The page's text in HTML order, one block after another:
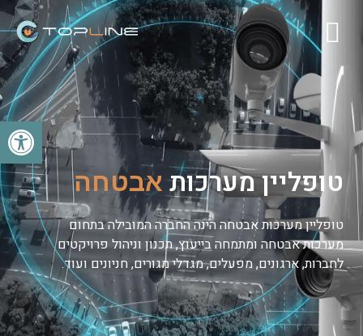
טופליין מערכותאבטחה
טופליין מערכות אבטחה הינה החברה המובילה בתחום
מערכות אבטחה ומתמחה בייעוץ, תכנון וניהול פרויקטים
לחברות, ארגונים, מפעלים, מגדלי מגורים, חניונים ועוד.